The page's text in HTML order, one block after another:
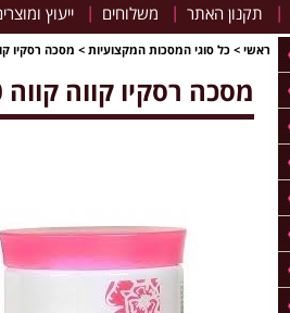
| תקנון האתר | משלוחים | ייעוץ
ראשי > כל סוגי המסכות המקצועיות > מסכה רסקיו קווה
מסכה רסקיו קווה קווה 500 מ"ל